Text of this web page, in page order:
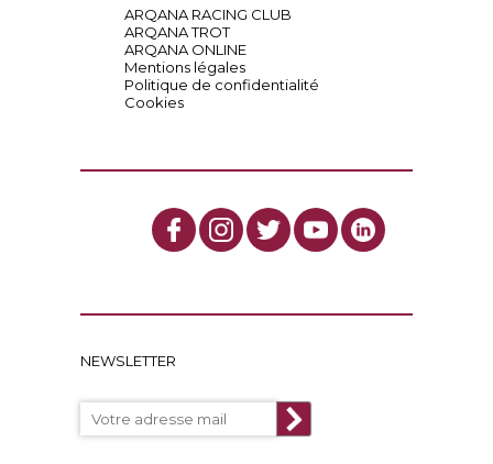
ARQANA RACING CLUB
ARQANA TROT
ARQANA ONLINE
Mentions légales
Politique de confidentialité
Cookies
NEWSLETTER